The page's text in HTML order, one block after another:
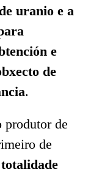
uranio e a
e
de
.
produtor de
de